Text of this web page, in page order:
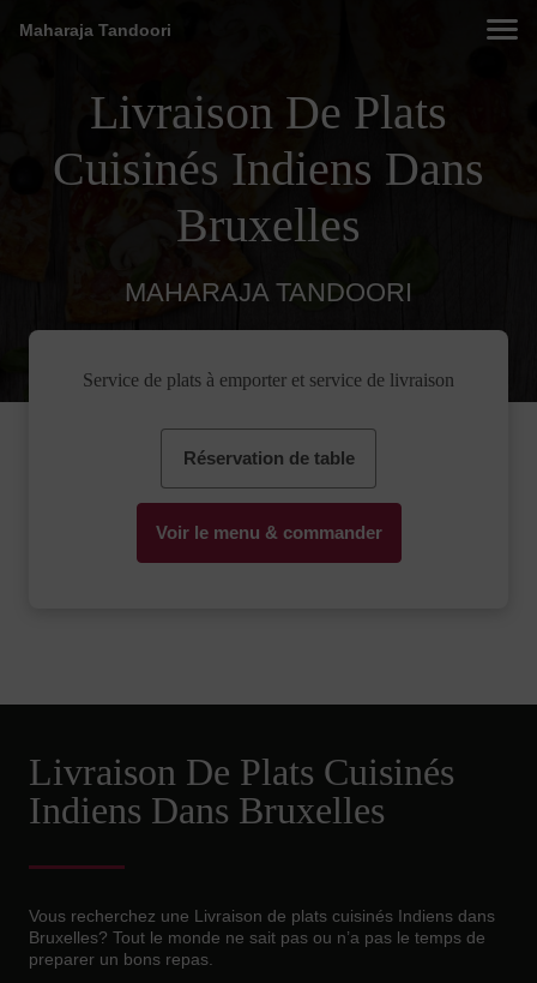
Maharaja Tandoori
Livraison De Plats
Cuisinés Indiens Dans
Bruxelles
MAHARAJA TANDOORI
Service de plats à emporter et service de livraison
Réservation de table
Voir le menu & commander
Livraison De Plats Cuisinés
Indiens Dans Bruxelles
Vous recherchez une Livraison de plats cuisinés Indiens dans
Bruxelles? Tout le monde ne sait pas ou n’a pas le temps de
preparer un bons repas.